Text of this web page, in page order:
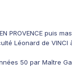
PROVENCE puis
Léonard de VINCI à
50 par Maître